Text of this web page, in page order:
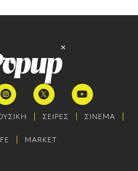
ΣΕΙΡΕΣ ΣΙΝΕΜΑ
MARKET